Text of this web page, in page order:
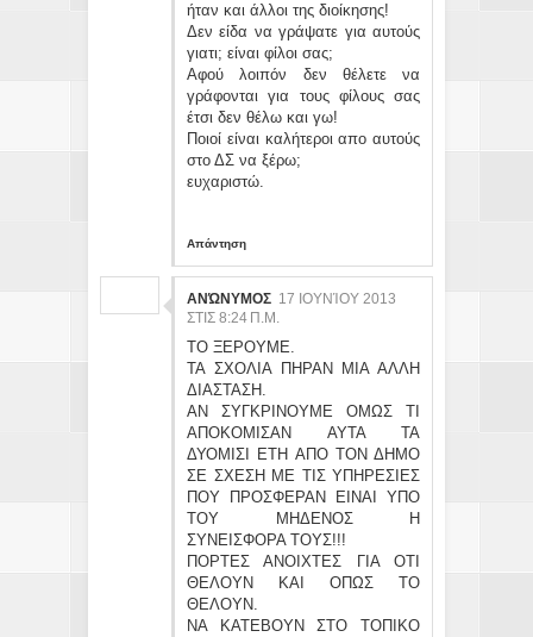
ήταν και άλλοι της διοίκησης!
Δεν είδα να γράψατε για αυτούς
γιατι; είναι φίλοι σας;
Αφού λοιπόν δεν θέλετε να
γράφονται για τους φίλους σας
έτσι δεν θέλω και γω!
Ποιοί είναι καλήτεροι απο αυτούς
στο ΔΣ να ξέρω;
ευχαριστώ.
Απάντηση
ΑΝΏΝΥΜΟΣ 17 ΙΟΥΝΊΟΥ 2013
ΣΤΙΣ 8:24 Π.Μ.
ΤΟ ΞΕΡΟΥΜΕ.
ΤΑ ΣΧΟΛΙΑ ΠΗΡΑΝ ΜΙΑ ΑΛΛΗ
ΔΙΑΣΤΑΣΗ.
ΑΝ ΣΥΓΚΡΙΝΟΥΜΕ ΟΜΩΣ ΤΙ
ΑΠΟΚΟΜΙΣΑΝ ΑΥΤΑ ΤΑ
ΔΥΟΜΙΣΙ ΕΤΗ ΑΠΟ ΤΟΝ ΔΗΜΟ
ΣΕ ΣΧΕΣΗ ΜΕ ΤΙΣ ΥΠΗΡΕΣΙΕΣ
ΠΟΥ ΠΡΟΣΦΕΡΑΝ ΕΙΝΑΙ ΥΠΟ
ΤΟΥ ΜΗΔΕΝΟΣ Η
ΣΥΝΕΙΣΦΟΡΑ ΤΟΥΣ!!!
ΠΟΡΤΕΣ ΑΝΟΙΧΤΕΣ ΓΙΑ ΟΤΙ
ΘΕΛΟΥΝ ΚΑΙ ΟΠΩΣ ΤΟ
ΘΕΛΟΥΝ.
ΝΑ ΚΑΤΕΒΟΥΝ ΣΤΟ ΤΟΠΙΚΟ